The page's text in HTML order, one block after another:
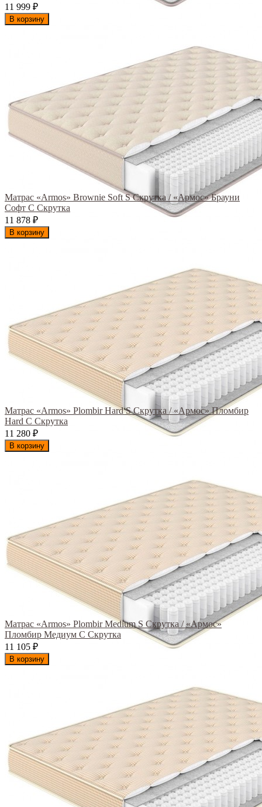
11 999 ₽
В корзину
Матрас «Armos» Brownie Soft S Скрутка / «Армос» Брауни
Софт С Скрутка
11 878 ₽
В корзину
Матрас «Armos» Plombir Hard S Скрутка / «Армос» Пломбир
Hard С Скрутка
11 280 ₽
В корзину
Матрас «Armos» Plombir Medium S Скрутка / «Армос»
Пломбир Медиум С Скрутка
11 105 ₽
В корзину